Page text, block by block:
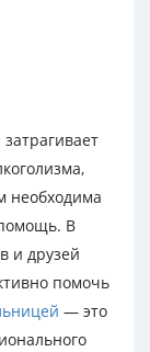
необходима
В
и друзей
помочь
— это